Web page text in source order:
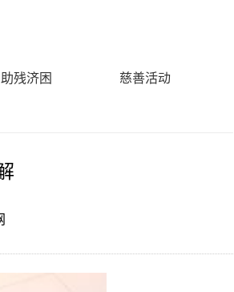
助残济困 慈善活动